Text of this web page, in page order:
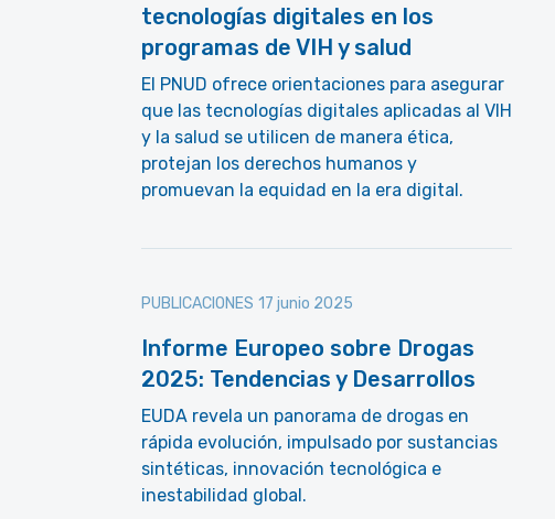
tecnologías digitales en los
programas de VIH y salud
El PNUD ofrece orientaciones para asegurar
que las tecnologías digitales aplicadas al VIH
y la salud se utilicen de manera ética,
protejan los derechos humanos y
promuevan la equidad en la era digital.
PUBLICACIONES 17 junio 2025
Informe Europeo sobre Drogas
2025: Tendencias y Desarrollos
EUDA revela un panorama de drogas en
rápida evolución, impulsado por sustancias
sintéticas, innovación tecnológica e
inestabilidad global.